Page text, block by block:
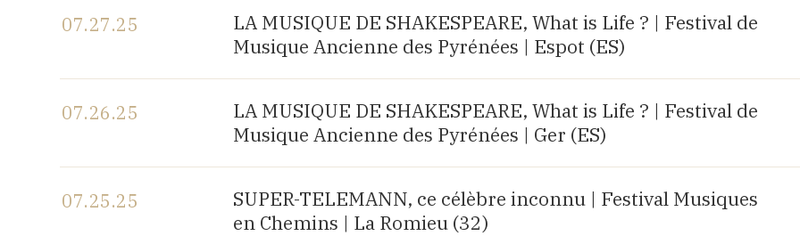
07.27.25
LA MUSIQUE DE SHAKESPEARE, What is Life ? | Festival de
Musique Ancienne des Pyrénées | Espot (ES)
07.26.25
LA MUSIQUE DE SHAKESPEARE, What is Life ? | Festival de
Musique Ancienne des Pyrénées | Ger (ES)
07.25.25
SUPER-TELEMANN, ce célèbre inconnu | Festival Musiques
en Chemins | La Romieu (32)